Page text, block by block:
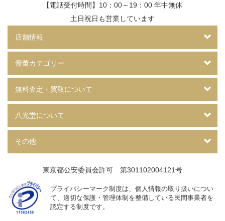
【電話受付時間】10：00～19：00 年中無休
土日祝日も営業しています
店舗情報
骨董カテゴリー
無料査定・買取について
八光堂について
その他
東京都公安委員会許可 第301102004121号
プライバシーマーク制度は、個人情報の取り扱いについ
て、適切な保護・管理体制を整備している民間事業者を
認定する制度です。